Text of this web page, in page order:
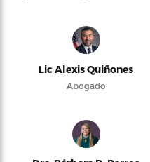
Lic Alexis Quiñones
Abogado